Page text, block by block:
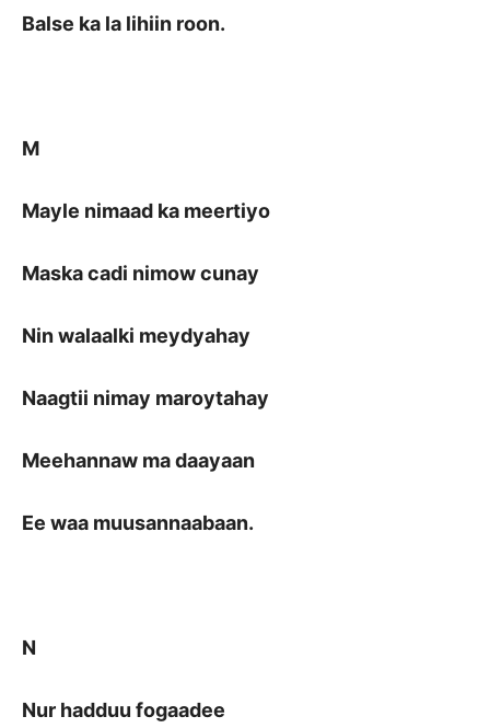
Balse ka la lihiin roon.
M
Mayle nimaad ka meertiyo
Maska cadi nimow cunay
Nin walaalki meydyahay
Naagtii nimay maroytahay
Meehannaw ma daayaan
Ee waa muusannaabaan.
N
Nur hadduu fogaadee